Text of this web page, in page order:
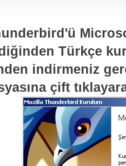
Türkçe
indirmeniz
çift